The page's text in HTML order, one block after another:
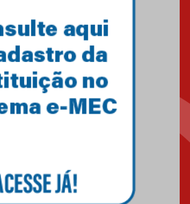
Primeiro culto do ano ressalta o
27.02.2026